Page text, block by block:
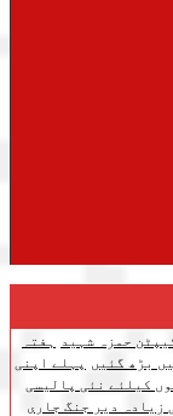
ہفتہ
پہلے اپنی
کیلئے نئی پالیسی
زیادہ دیر جنگ جاری